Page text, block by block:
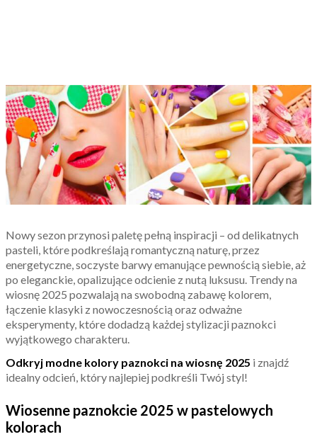
Nowy sezon przynosi paletę pełną inspiracji – od delikatnych
pasteli, które podkreślają romantyczną naturę, przez
energetyczne, soczyste barwy emanujące pewnością siebie, aż
po eleganckie, opalizujące odcienie z nutą luksusu. Trendy na
wiosnę 2025 pozwalają na swobodną zabawę kolorem,
łączenie klasyki z nowoczesnością oraz odważne
eksperymenty, które dodadzą każdej stylizacji paznokci
wyjątkowego charakteru.
Odkryj modne kolory paznokci na wiosnę 2025 i znajdź
idealny odcień, który najlepiej podkreśli Twój styl!
Wiosenne paznokcie 2025 w pastelowych
kolorach